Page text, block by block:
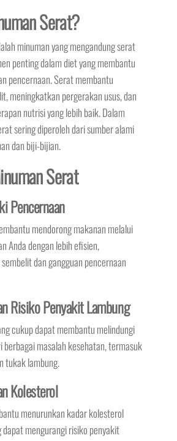
Serat?
minuman yang mengandung serat
penting dalam diet yang membantu
pencernaan. Serat membantu
meningkatkan pergerakan usus, dan
nutrisi yang lebih baik. Dalam
sering diperoleh dari sumber alami
dan biji-bijian.
Serat
Pencernaan
mendorong makanan melalui
Anda dengan lebih efisien,
dan gangguan pencernaan
Risiko Penyakit Lambung
cukup dapat membantu melindungi
berbagai masalah kesehatan, termasuk
tukak lambung.
Kolesterol
menurunkan kadar kolesterol
dapat mengurangi risiko penyakit